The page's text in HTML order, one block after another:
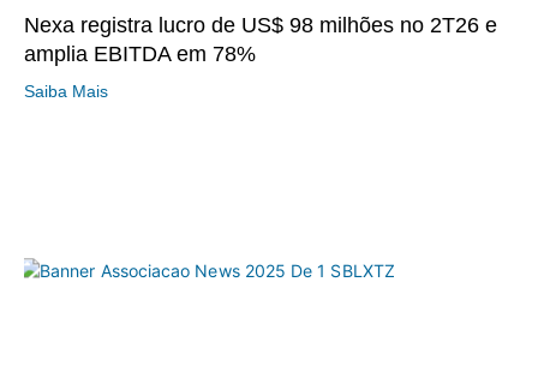
Nexa registra lucro de US$ 98 milhões no 2T26 e
amplia EBITDA em 78%
Saiba Mais